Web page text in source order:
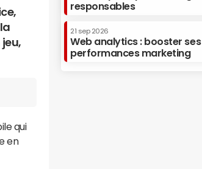
qui
en
responsables
21 sep 2026
Web analytics : booster ses
performances marketing